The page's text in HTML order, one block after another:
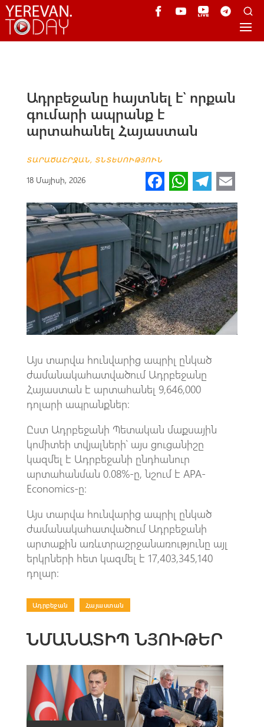
Ադրբեջանը հայտնել է՝ որքան
գումարի ապրանք է
արտահանել Հայաստան
ՏԱՐԱԾԱՇՐՋԱՆ, ՏՆՏԵՍՈՒԹՅՈՒՆ
18 Մայիսի, 2026 Fa
ce
b
o
o
k
W
h
at
s
A
p
p
Te
le
gr
a
m
m
ail
Այս տարվա հունվարից ապրիլ ընկած
ժամանակահատվածում Ադրբեջանը
Հայաստան է արտահանել 9,646,000
դոլարի ապրանքներ։
Ըստ Ադրբեջանի Պետական ​​մաքսային
կոմիտեի տվյալների՝ այս ցուցանիշը
կազմել է Ադրբեջանի ընդհանուր
արտահանման 0.08%-ը, նշում է APA-
Economics-ը։
Այս տարվա հունվարից ապրիլ ընկած
ժամանակահատվածում Ադրբեջանի
արտաքին առևտրաշրջանառությունը այլ
երկրների հետ կազմել է 17,403,345,140
դոլար։
Ադրբեջան Հայաստան
ՆՄԱՆԱՏԻՊ ՆՅՈՒԹԵՐ